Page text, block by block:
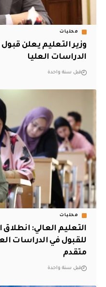
محليات
الدراسات العليا
قبل سنة واحدة
محليات
التعليم العالي:
متقدم
قبل سنة واحدة